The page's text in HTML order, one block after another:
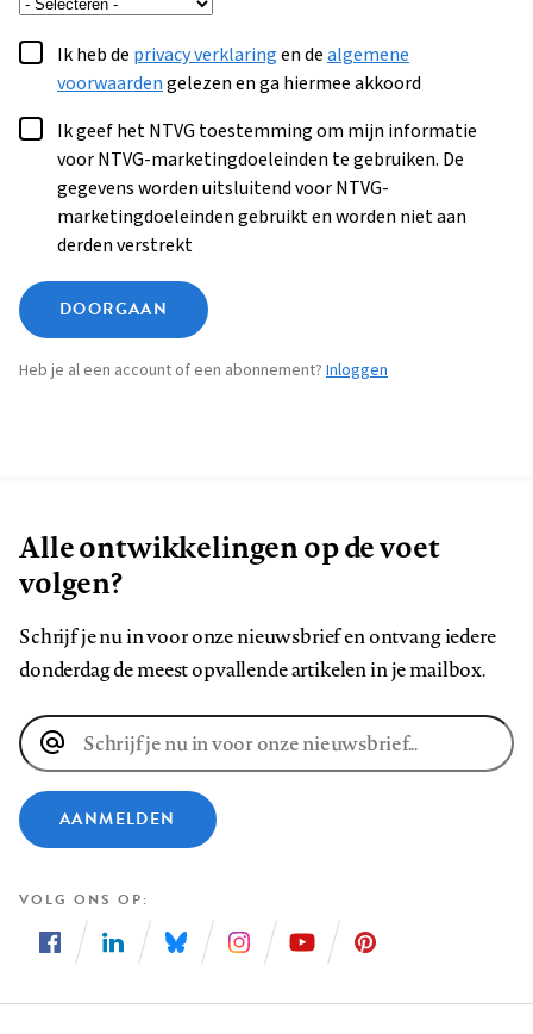
Ik heb de privacy verklaringen dealgemene
voorwaardengelezen en ga hiermee akkoord
Ik geef het NTVG toestemming om mijn informatie
voor NTVG-marketingdoeleinden te gebruiken. De
gegevens worden uitsluitend voor NTVG-
marketingdoeleinden gebruikt en worden niet aan
derden verstrekt
DOORGAAN
Heb je al een account of een abonnement? Inloggen
Alle ontwikkelingen op de voet
volgen?
Schrijf je nu in voor onze nieuwsbrief en ontvang iedere
donderdag de meest opvallende artikelen in je mailbox.
E-
mailadres
AANMELDEN
VOLG ONS OP
ons
ons
ons
ons
ons
ons